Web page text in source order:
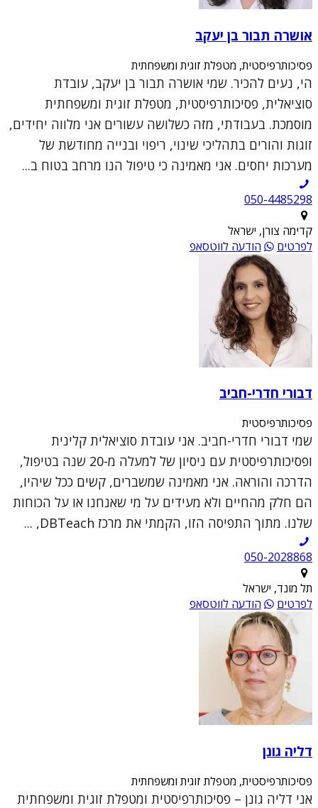
אושרה תבור בן יעקב
פסיכותרפיסטית, מטפלת זוגית ומשפחתית
הי, נעים להכיר. שמי אושרה תבור בן יעקב, עובדת
סוציאלית, פסיכותרפיסטית, מטפלת זוגית ומשפחתית
מוסמכת. בעבודתי, מזה כשלושה עשורים אני מלווה יחידים,
זוגות והורים בתהליכי שינוי, ריפוי ובנייה מחודשת של
מערכות יחסים. אני מאמינה כי טיפול הנו מרחב בטוח ב...
050-4485298
קדימה צורן, ישראל
לפרטים
הודעה לווטסאפ
דבורי חדרי-חביב
פסיכותרפיסטית
שמי דבורי חדרי-חביב. אני עובדת סוציאלית קלינית
ופסיכותרפיסטית עם ניסיון של למעלה מ-20 שנה בטיפול,
הדרכה והוראה. אני מאמינה שמשברים, קשים ככל שיהיו,
הם חלק מהחיים ולא מעידים על מי שאנחנו או על הכוחות
שלנו. מתוך התפיסה הזו, הקמתי את מרכז DBTeach, ...
050-2028868
תל מונד, ישראל
לפרטים
הודעה לווטסאפ
דליה גונן
פסיכותרפיסטית, מטפלת זוגית ומשפחתית
אני דליה גונן – פסיכותרפיסטית ומטפלת זוגית ומשפחתית